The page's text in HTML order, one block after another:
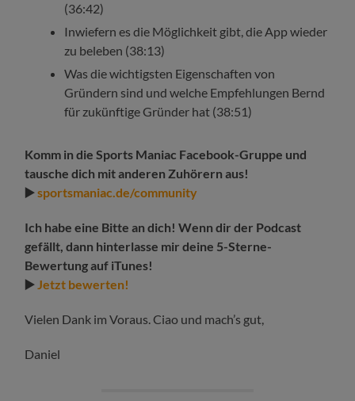
(36:42)
Inwiefern es die Möglichkeit gibt, die App wieder
zu beleben (38:13)
Was die wichtigsten Eigenschaften von
Gründern sind und welche Empfehlungen Bernd
für zukünftige Gründer hat (38:51)
Komm in die Sports Maniac Facebook-Gruppe und
tausche dich mit anderen Zuhörern aus!
▶️sportsmaniac.de/community
Ich habe eine Bitte an dich! Wenn dir der Podcast
gefällt, dann hinterlasse mir deine 5-Sterne-
Bewertung auf iTunes!
▶️Jetzt bewerten!
Vielen Dank im Voraus. Ciao und mach’s gut,
Daniel